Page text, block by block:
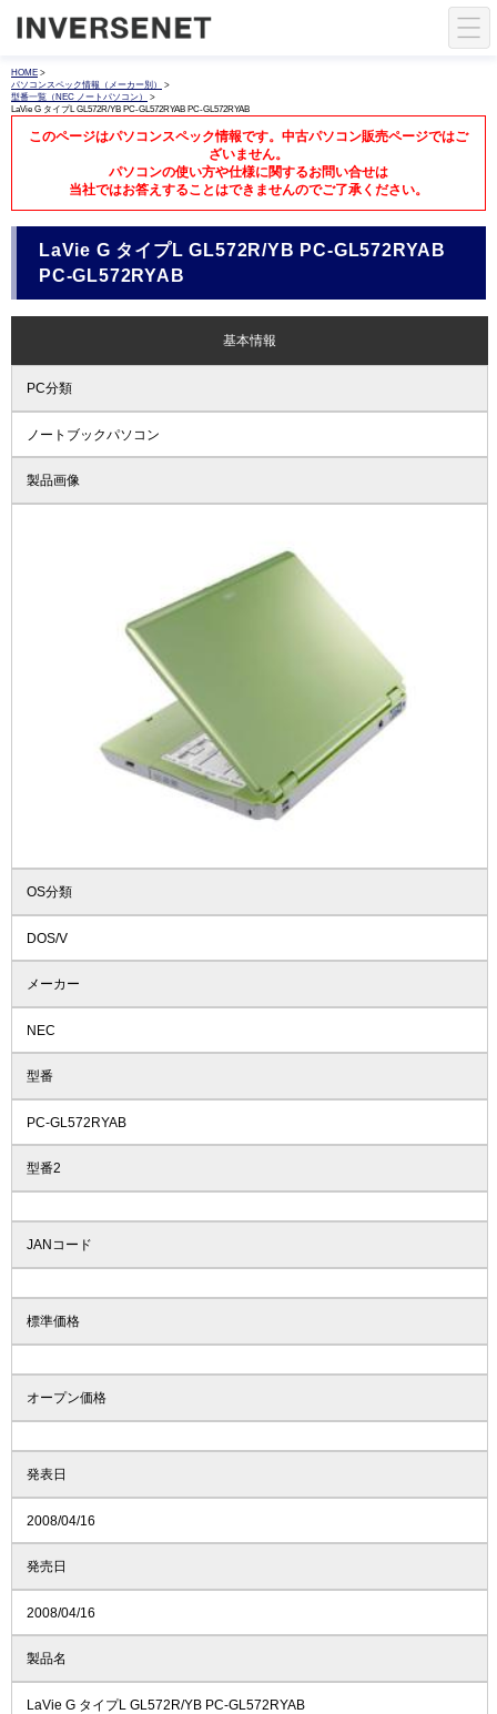
HOME >
パソコンスペック情報（メーカー別）
>
型番一覧（NEC ノートパソコン）
>
LaVie G タイプL GL572R/YB PC-GL572RYAB PC-GL572RYAB
このページはパソコンスペック情報です。中古パソコン販売ページではご
ざいません。
パソコンの使い方や仕様に関するお問い合せは
当社ではお答えすることはできませんのでご了承ください。
LaVie G タイプL GL572R/YB PC-GL572RYAB
PC-GL572RYAB
基本情報
PC分類
ノートブックパソコン
製品画像
OS分類
DOS/V
メーカー
NEC
型番
PC-GL572RYAB
型番2
JANコード
標準価格
オープン価格
発表日
2008/04/16
発売日
2008/04/16
製品名
LaVie G タイプL GL572R/YB PC-GL572RYAB